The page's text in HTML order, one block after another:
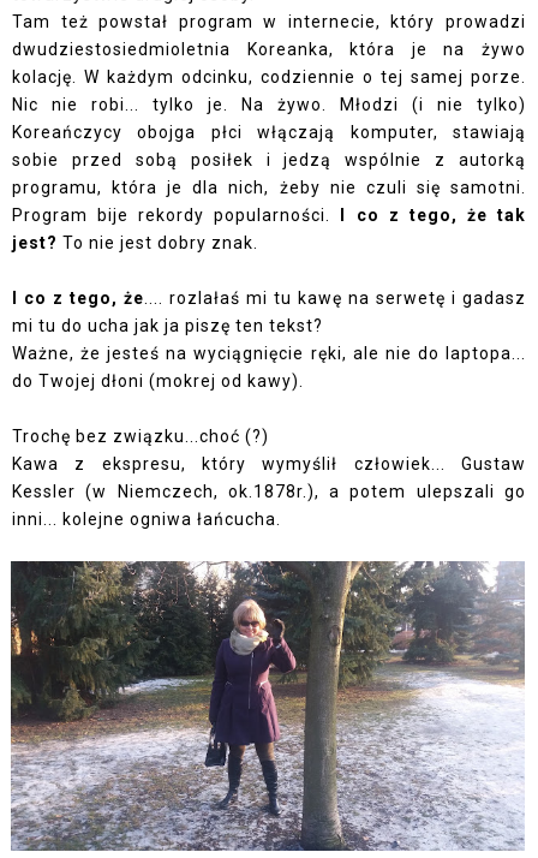
Tam też powstał program w internecie, który prowadzi
dwudziestosiedmioletnia Koreanka, która je na żywo
kolację. W każdym odcinku, codziennie o tej samej porze.
Nic nie robi... tylko je. Na żywo. Młodzi (i nie tylko)
Koreańczycy obojga płci włączają komputer, stawiają
sobie przed sobą posiłek i jedzą wspólnie z autorką
programu, która je dla nich, żeby nie czuli się samotni.
Program bije rekordy popularności.
I co z tego, że tak
jest? To nie jest dobry znak.
I co z tego, że .... rozlałaś mi tu kawę na serwetę i gadasz
mi tu do ucha jak ja piszę ten tekst?
Ważne, że jesteś na wyciągnięcie ręki, ale nie do laptopa...
do Twojej dłoni (mokrej od kawy).
Trochę bez związku...choć (?)
Kawa z ekspresu, który wymyślił człowiek... Gustaw
Kessler (w Niemczech, ok.1878r.), a potem ulepszali go
inni... kolejne ogniwa łańcucha.